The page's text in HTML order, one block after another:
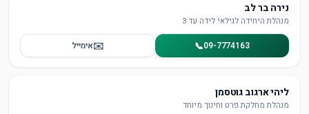
נירה בר לב
מנהלת היחידה לגילאי לידה עד 3
📞09-7774163
✉️אימייל
ליהי ארגוב גוטסמן
מנהלת מחלקת פרט וחינוך מיוחד